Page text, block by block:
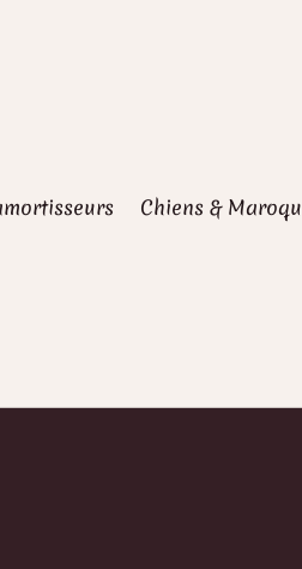
Chiens &